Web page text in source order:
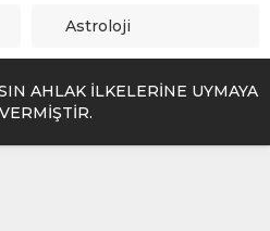
Astroloji
AHLAK İLKELERİNE UYMAYA